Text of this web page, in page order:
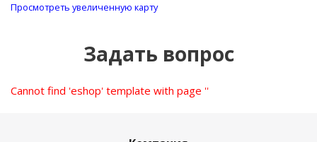
Просмотреть увеличенную карту
Задать вопрос
Cannot find 'eshop' template with page ''